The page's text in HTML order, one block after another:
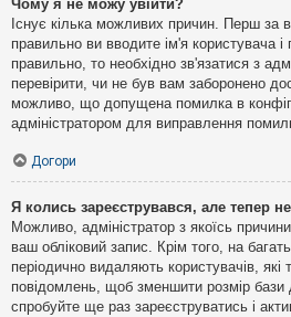
Чому я не можу увійти?
Існує кілька можливих причин. Перш за
правильно ви вводите ім'я користувача
правильно, то необхідно зв'язатися з
перевірити, чи не був вам заборонено
можливо, що допущена помилка в
адміністратором для виправлення
Догори
Я колись зареєструвався, але тепер
Можливо, адміністратор з якоїсь
ваш обліковий запис. Крім того, на
періодично видаляють користувачів,
повідомлень, щоб зменшити розмір
спробуйте ще раз зареєструватись і